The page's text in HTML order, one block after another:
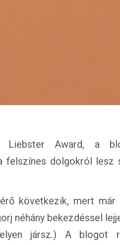
Award, a
felszínes dolgokról lesz
következik, mert
néhány bekezdéssel
jársz.) A blogot